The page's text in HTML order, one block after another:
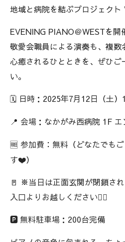
地域と病院を結ぶプロジェクト
EVENING PIANO＠WESTを開
敬愛会職員による演奏も、複
心癒されるひとときを、ぜひご
い。
🗓 日時 ：2025年7月12日（土
📍 会場 ：なかがみ西病院 1F
🆓 参加費：無料 （どなたでも
す❤️）
🚪 ※当日は正面玄関が閉鎖さ
入口よりお越しください🙇‍♂️
🅿️ 無料駐車場 ：200台完備